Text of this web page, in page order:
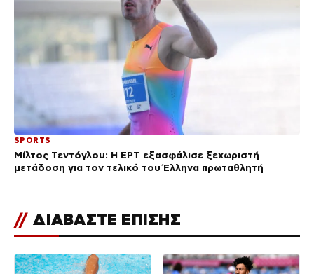
SPORTS
Μίλτος Τεντόγλου: Η ΕΡΤ εξασφάλισε ξεχωριστή
μετάδοση για τον τελικό του Έλληνα πρωταθλητή
// ΔΙΑΒΑΣΤΕ ΕΠΙΣΗΣ